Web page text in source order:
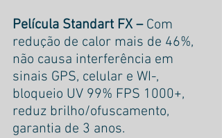
Película Standart FX – Com
redução de calor mais de 46%,
não causa interferência em
sinais GPS, celular e WI-,
bloqueio UV 99% FPS 1000+,
reduz brilho/ofuscamento,
garantia de 3 anos.